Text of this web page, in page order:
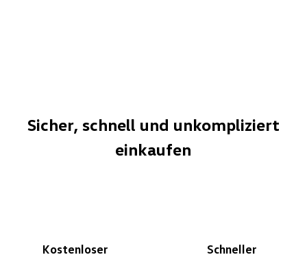
Sicher, schnell und unkompliziert
einkaufen
Kostenloser
Schneller